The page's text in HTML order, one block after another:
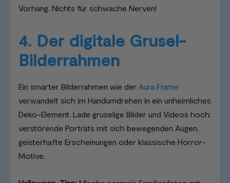
Vorhang. Nichts für schwache Nerven!
4. Der digitale Grusel-
Bilderrahmen
Ein smarter Bilderrahmen wie der Aura Frame
verwandelt sich im Handumdrehen in ein unheimliches
Deko-Element. Lade gruselige Bilder und Videos hoch:
verstörende Porträts mit sich bewegenden Augen,
geisterhafte Erscheinungen oder klassische Horror-
Motive.